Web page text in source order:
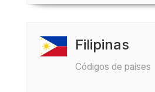
Filipinas
Códigos de países